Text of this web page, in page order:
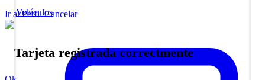
Vehículos
Ir al Perfil Cancelar
Tarjeta registrada correctmente